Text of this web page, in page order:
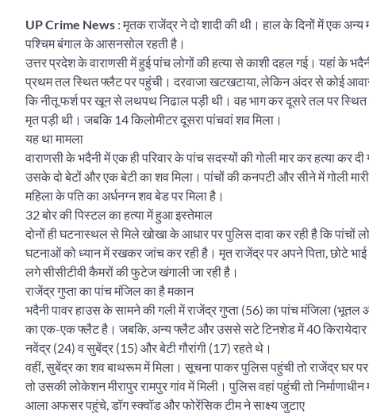
UP Crime News : मृतक राजेंद्र ने दो शादी की थी। हाल के दिनों में एक
पश्चिम बंगाल के आसनसोल रहती है।
उत्तर प्रदेश के वाराणसी में हुई पांच लोगों की हत्या से काशी दहल गई। यहां के
प्रथम तल स्थित फ्लैट पर पहुंची। दरवाजा खटखटाया, लेकिन अंदर से कोई
कि नीतू फर्श पर खून से लथपथ निढाल पड़ी थी। वह भाग कर दूसरे तल पर
मृत पड़ी थी। जबकि 14 किलोमीटर दूसरा पांचवां शव मिला।
यह था मामला
वाराणसी के भदैनी में एक ही परिवार के पांच सदस्यों की गोली मार कर हत्या
उसके दो बेटों और एक बेटी का शव मिला। पांचों की कनपटी और सीने में गोली
महिला के पति का अर्धनग्न शव बेड पर मिला है।
32 बोर की पिस्टल का हत्या में हुआ इस्तेमाल
दोनों ही घटनास्थल से मिले खोखा के आधार पर पुलिस दावा कर रही है कि पांचों
घटनाओं को ध्यान में रखकर जांच कर रही है। मृत राजेंद्र पर अपने पिता, छोटे
लगे सीसीटीवी कैमरों की फुटेज खंगाली जा रही है।
राजेंद्र गुप्ता का पांच मंजिल का है मकान
भदैनी पावर हाउस के सामने की गली में राजेंद्र गुप्ता (56) का पांच मंजिला
का एक-एक फ्लैट है। जबकि, अन्य फ्लैट और उससे सटे टिनशेड में 40 किरायेदार
नवेंद्र (24) व सुबेंद्र (15) और बेटी गौरांगी (17) रहते थे।
वहीं, सुबेंद्र का शव बाथरूम में मिला। सूचना पाकर पुलिस पहुंची तो राजेंद्र घर
तो उसकी लोकेशन मीरापुर रामपुर गांव में मिली। पुलिस वहां पहुंची तो
आला अफसर पहुंचे, डॉग स्क्वॉड और फोरेंसिक टीम ने साक्ष्य जुटाए